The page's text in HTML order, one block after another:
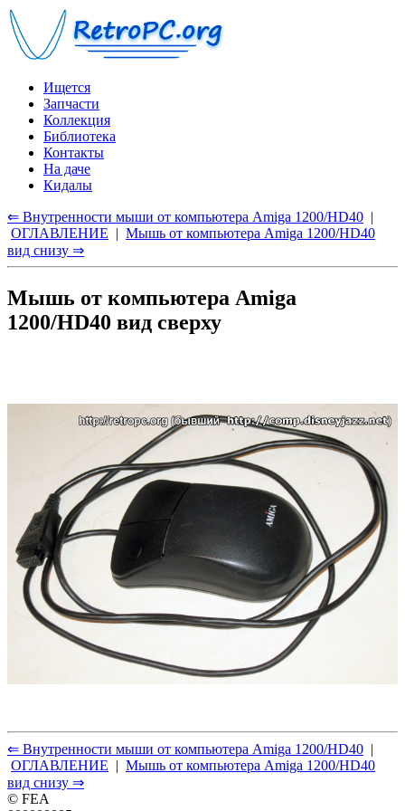
Ищется
Запчасти
Коллекция
Библиотека
Контакты
На даче
Кидалы
⇐ Внутренности мыши от компьютера Amiga 1200/HD40 |
ОГЛАВЛЕНИЕ | Мышь от компьютера Amiga 1200/HD40
вид снизу ⇒
Мышь от компьютера Amiga
1200/HD40 вид сверху
⇐ Внутренности мыши от компьютера Amiga 1200/HD40 |
ОГЛАВЛЕНИЕ | Мышь от компьютера Amiga 1200/HD40
вид снизу ⇒
© FEA